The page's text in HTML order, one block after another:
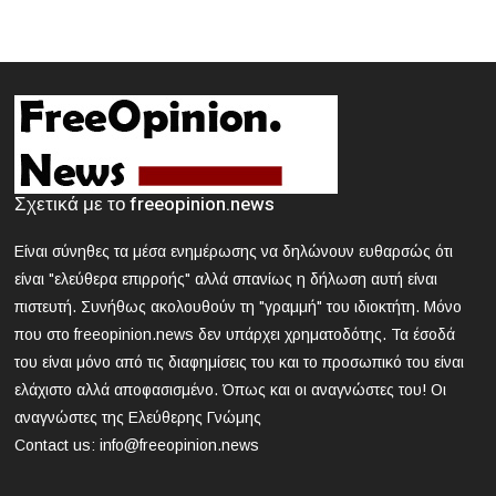
2024-03-21 17:58:30
Κοζάνη: Νεκρός 40χρονος που εγκλωβίστηκε σε
2024-03-21 17:47:39
νοσηλεύονται σε ΜΕΘ
2024-03-21 16:52:35
Άγρια συμπλοκή μεταξύ μαθητών σε σχολείο στα βόρεια
προάστια
Σχετικά με το freeopinion.news
Είναι σύνηθες τα μέσα ενημέρωσης να δηλώνουν ευθαρσώς ότι
είναι "ελεύθερα επιρροής" αλλά σπανίως η δήλωση αυτή είναι
πιστευτή. Συνήθως ακολουθούν τη "γραμμή" του ιδιοκτήτη. Μόνο
που στο freeopinion.news δεν υπάρχει χρηματοδότης. Τα έσοδά
του είναι μόνο από τις διαφημίσεις του και το προσωπικό του είναι
ελάχιστο αλλά αποφασισμένο. Όπως και οι αναγνώστες του! Οι
αναγνώστες της Ελεύθερης Γνώμης
Contact us: info@freeopinion.news